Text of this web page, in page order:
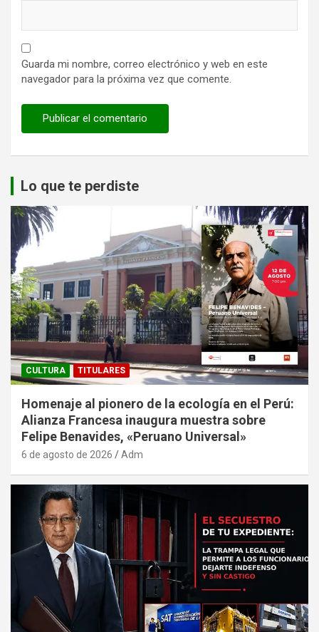
Guarda mi nombre, correo electrónico y web en este
navegador para la próxima vez que comente.
Lo que te perdiste
CULTURA TITULARES
Homenaje al pionero de la ecología en el Perú:
Alianza Francesa inaugura muestra sobre
Felipe Benavides, «Peruano Universal»
6 de agosto de 2026 Adm